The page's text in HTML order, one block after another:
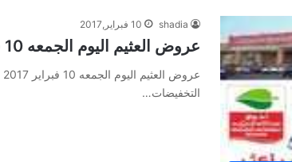
shadia 10 فبراير,2017
عروض العثيم اليوم الجمعه 10 فبراير 2017 مايفوتكم العرض
التخفيضات…